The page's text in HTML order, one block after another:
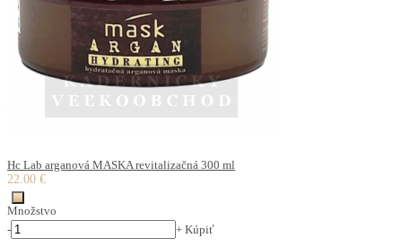
Hc Lab arganová MASKA revitalizačná 300 ml
22.00 €
Množstvo
-
+ Kúpiť